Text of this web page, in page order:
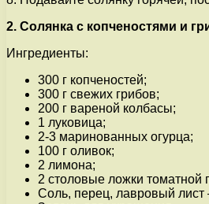
2. Солянка с копченостями и
Ингредиенты:
300 г копченостей;
300 г свежих грибов;
200 г вареной колбасы;
1 луковица;
2-3 маринованных огурца;
100 г оливок;
2 лимона;
2 столовые ложки томатной
Соль, перец, лавровый лист